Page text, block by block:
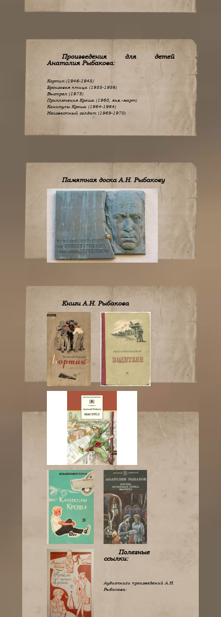
Произведения для детей
Анатолия Рыбакова:
Кортик (1946-1948)
Бронзовая птица (1955-1956)
Выстрел (1975)
Приключения Кроша (1960, янв.-март)
Каникулы Кроша (1964-1964)
Неизвестный солдат (1969-1970)
Памятная доска А.Н. Рыбакову
Книги А.Н. Рыбакова
Полезные
ссылки:
Аудиокниги произведений А.Н.
Рыбакова: